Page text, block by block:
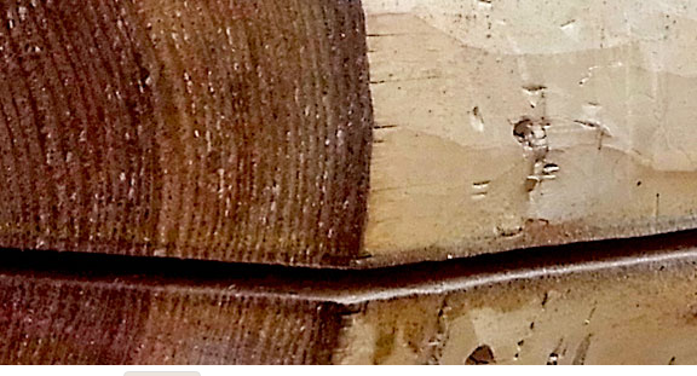
プ
ＯＬＬＥ
ＧＥ